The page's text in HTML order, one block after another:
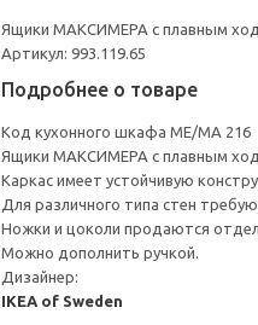
Ящики МАКСИМЕРА с плавным
Артикул: 993.119.65
Подробнее о товаре
Код кухонного шкафа ME/MA 216
Ящики МАКСИМЕРА с плавным
Каркас имеет устойчивую
Для различного типа стен
Ножки и цоколи продаются
Можно дополнить ручкой.
Дизайнер:
IKEA of Sweden